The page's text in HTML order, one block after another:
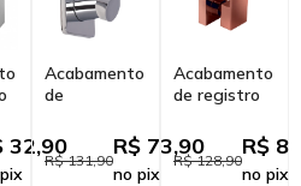
32,90
Acabamento
de
Monocomando
Redondo
R$ 131,90
R$ 73,90
no pix
Acabamento
de registro
Pingoo.casa
- Dourado
R$ 128,90
R$
no pix